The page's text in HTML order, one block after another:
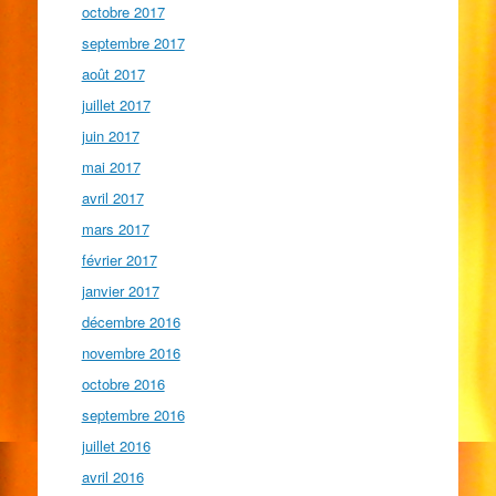
octobre 2017
septembre 2017
août 2017
juillet 2017
juin 2017
mai 2017
avril 2017
mars 2017
février 2017
janvier 2017
décembre 2016
novembre 2016
octobre 2016
septembre 2016
juillet 2016
avril 2016